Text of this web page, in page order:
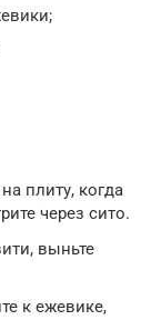
плиту, когда
через сито.
выньте
к ежевике,